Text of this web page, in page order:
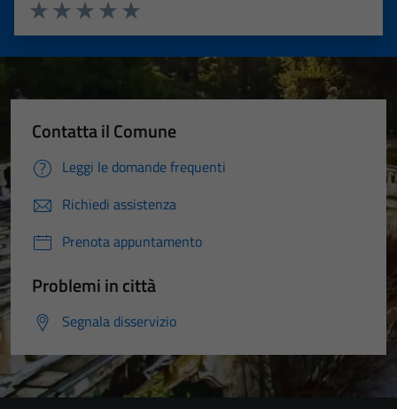
Valuta 5 stelle su 5
Valuta 4 stelle su 5
Valuta 3 stelle su 5
Valuta 2 stelle su 5
Valuta 1 stelle su 5
Contatta il Comune
Leggi le domande frequenti
Richiedi assistenza
Prenota appuntamento
Problemi in città
Segnala disservizio